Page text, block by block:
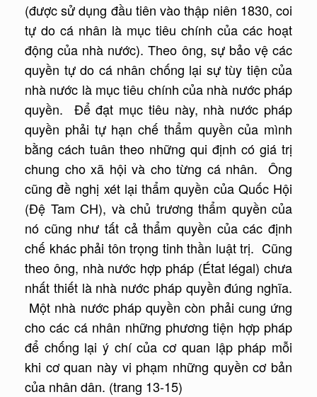
(được sử dụng đầu tiên vào thập niên 1830, coi
tự do cá nhân là mục tiêu chính của các hoạt
động của nhà nước). Theo ông, sự bảo vệ các
quyền tự do cá nhân chống lại sự tùy tiện của
nhà nước là mục tiêu chính của nhà nước pháp
quyền. Để đạt mục tiêu này, nhà nước pháp
quyền phải tự hạn chế thẩm quyền của mình
bằng cách tuân theo những qui định có giá trị
chung cho xã hội và cho từng cá nhân. Ông
cũng đề nghị xét lại thẩm quyền của Quốc Hội
(Đệ Tam CH), và chủ trương thẩm quyền của
nó cũng như tất cả thẩm quyền của các định
chế khác phải tôn trọng tinh thần luật trị. Cũng
theo ông, nhà nước hợp pháp (État légal) chưa
nhất thiết là nhà nước pháp quyền đúng nghĩa.
Một nhà nước pháp quyền còn phải cung ứng
cho các cá nhân những phương tiện hợp pháp
để chống lại ý chí của cơ quan lập pháp mỗi
khi cơ quan này vi phạm những quyền cơ bản
của nhân dân. (trang 13-15)